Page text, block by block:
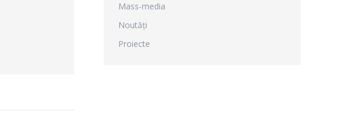
Mass-media
Noutăți
Proiecte